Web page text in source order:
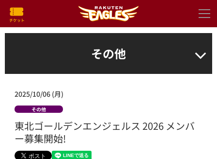
その他
2025/10/06 (月)
その他
東北ゴールデンエンジェルス 2026 メンバ
ー募集開始!